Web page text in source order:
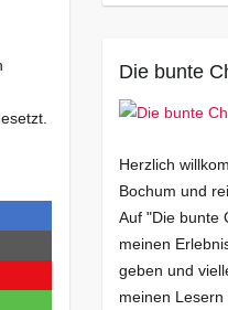
Die bunte
Herzlich
Bochum und
Auf "Die bunte
meinen
geben und
meinen